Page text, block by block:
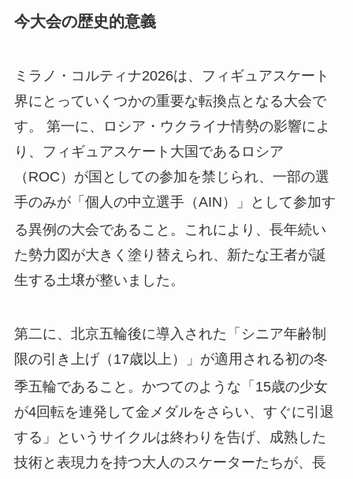
今大会の歴史的意義
ミラノ・コルティナ2026は、フィギュアスケート
界にとっていくつかの重要な転換点となる大会で
す。 第一に、ロシア・ウクライナ情勢の影響によ
り、フィギュアスケート大国であるロシア
（ROC）が国としての参加を禁じられ、一部の選
手のみが「個人の中立選手（AIN）」として参加す
る異例の大会であること 。これにより、長年続い
た勢力図が大きく塗り替えられ、新たな王者が誕
生する土壌が整いました。
第二に、北京五輪後に導入された「シニア年齢制
限の引き上げ（17歳以上）」が適用される初の冬
季五輪であること 。かつてのような「15歳の少女
が4回転を連発して金メダルをさらい、すぐに引退
する」というサイクルは終わりを告げ、成熟した
技術と表現力を持つ大人のスケーターたちが、長